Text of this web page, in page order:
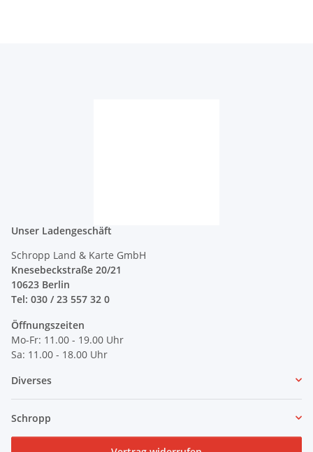
Unser Ladengeschäft
Schropp Land & Karte GmbH
Knesebeckstraße 20/21
10623 Berlin
Tel: 030 / 23 557 32 0
Öffnungszeiten
Mo-Fr: 11.00 - 19.00 Uhr
Sa: 11.00 - 18.00 Uhr
Diverses
Schropp